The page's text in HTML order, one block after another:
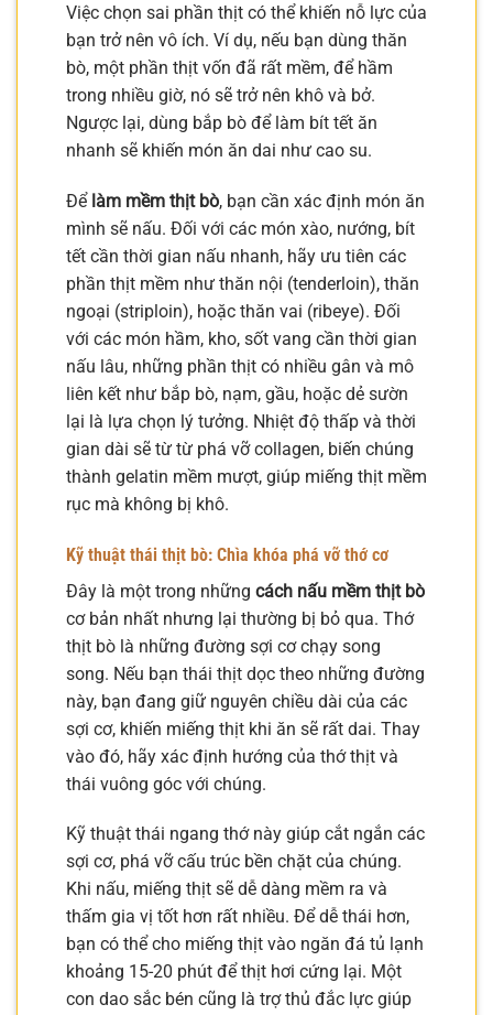
Việc chọn sai phần thịt có thể khiến nỗ lực của
bạn trở nên vô ích. Ví dụ, nếu bạn dùng thăn
bò, một phần thịt vốn đã rất mềm, để hầm
trong nhiều giờ, nó sẽ trở nên khô và bở.
Ngược lại, dùng bắp bò để làm bít tết ăn
nhanh sẽ khiến món ăn dai như cao su.
Để làm mềm thịt bò, bạn cần xác định món ăn
mình sẽ nấu. Đối với các món xào, nướng, bít
tết cần thời gian nấu nhanh, hãy ưu tiên các
phần thịt mềm như thăn nội (tenderloin), thăn
ngoại (striploin), hoặc thăn vai (ribeye). Đối
với các món hầm, kho, sốt vang cần thời gian
nấu lâu, những phần thịt có nhiều gân và mô
liên kết như bắp bò, nạm, gầu, hoặc dẻ sườn
lại là lựa chọn lý tưởng. Nhiệt độ thấp và thời
gian dài sẽ từ từ phá vỡ collagen, biến chúng
thành gelatin mềm mượt, giúp miếng thịt mềm
rục mà không bị khô.
Kỹ thuật thái thịt bò: Chìa khóa phá vỡ thớ cơ
Đây là một trong những cách nấu mềm thịt bò
cơ bản nhất nhưng lại thường bị bỏ qua. Thớ
thịt bò là những đường sợi cơ chạy song
song. Nếu bạn thái thịt dọc theo những đường
này, bạn đang giữ nguyên chiều dài của các
sợi cơ, khiến miếng thịt khi ăn sẽ rất dai. Thay
vào đó, hãy xác định hướng của thớ thịt và
thái vuông góc với chúng.
Kỹ thuật thái ngang thớ này giúp cắt ngắn các
sợi cơ, phá vỡ cấu trúc bền chặt của chúng.
Khi nấu, miếng thịt sẽ dễ dàng mềm ra và
thấm gia vị tốt hơn rất nhiều. Để dễ thái hơn,
bạn có thể cho miếng thịt vào ngăn đá tủ lạnh
khoảng 15-20 phút để thịt hơi cứng lại. Một
con dao sắc bén cũng là trợ thủ đắc lực giúp